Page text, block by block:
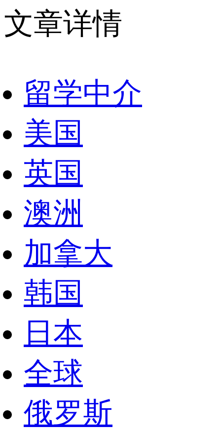
文章详情
留学中介
美国
英国
澳洲
加拿大
韩国
日本
全球
俄罗斯